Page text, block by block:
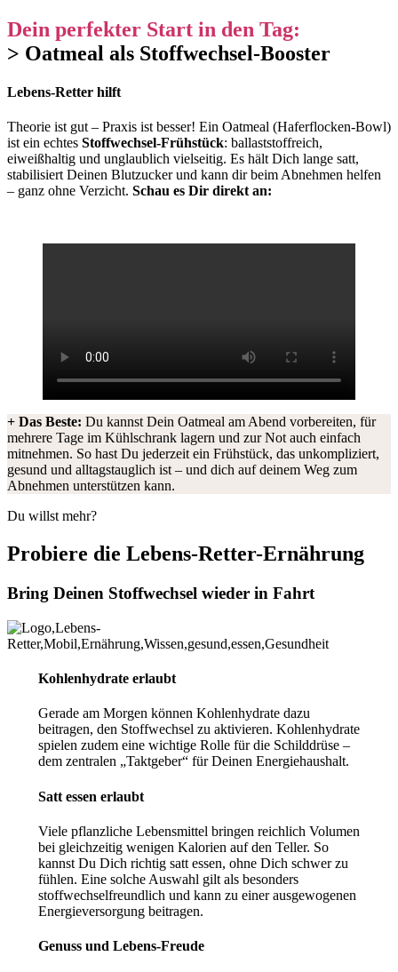
Dein perfekter Start in den Tag:
> Oatmeal als Stoffwechsel-Booster
Lebens-Retter hilft
Theorie ist gut – Praxis ist besser! Ein Oatmeal (Haferflocken-Bowl)
ist ein echtes Stoffwechsel-Frühstück: ballaststoffreich,
eiweißhaltig und unglaublich vielseitig. Es hält Dich lange satt,
stabilisiert Deinen Blutzucker und kann dir beim Abnehmen helfen
– ganz ohne Verzicht. Schau es Dir direkt an:
+ Das Beste: Du kannst Dein Oatmeal am Abend vorbereiten, für
mehrere Tage im Kühlschrank lagern und zur Not auch einfach
mitnehmen. So hast Du jederzeit ein Frühstück, das unkompliziert,
gesund und alltagstauglich ist – und dich auf deinem Weg zum
Abnehmen unterstützen kann.
Du willst mehr?
Probiere die Lebens-Retter-Ernährung
Bring Deinen Stoffwechsel wieder in Fahrt
Kohlenhydrate erlaubt
Gerade am Morgen können Kohlenhydrate dazu
beitragen, den Stoffwechsel zu aktivieren. Kohlenhydrate
spielen zudem eine wichtige Rolle für die Schilddrüse –
dem zentralen „Taktgeber“ für Deinen Energiehaushalt.
Satt essen erlaubt
Viele pflanzliche Lebensmittel bringen reichlich Volumen
bei gleichzeitig wenigen Kalorien auf den Teller. So
kannst Du Dich richtig satt essen, ohne Dich schwer zu
fühlen. Eine solche Auswahl gilt als besonders
stoffwechselfreundlich und kann zu einer ausgewogenen
Energieversorgung beitragen.
Genuss und Lebens-Freude